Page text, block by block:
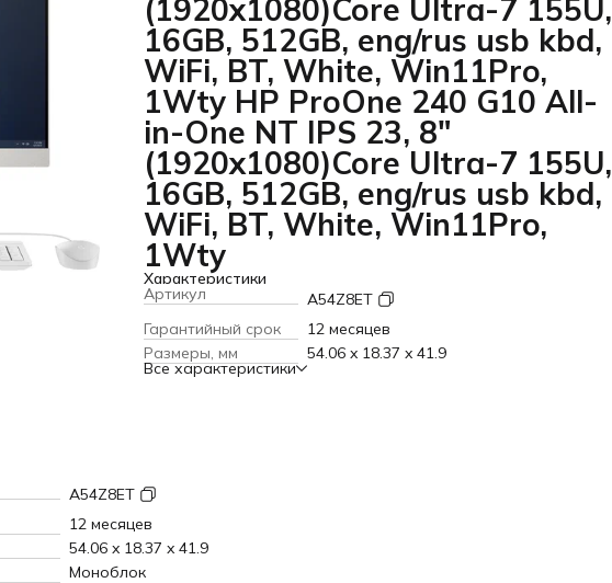
(1920x1080)Core Ultra-7 155U,
16GB, 512GB, eng/rus usb kbd,
WiFi, BT, White, Win11Pro,
1Wty HP ProOne 240 G10 All-
in-One NT IPS 23, 8"
(1920x1080)Core Ultra-7 155U,
16GB, 512GB, eng/rus usb kbd,
WiFi, BT, White, Win11Pro,
1Wty
Характеристики
Артикул
A54Z8ET
Гарантийный срок
12 месяцев
Размеры, мм
54.06 x 18.37 x 41.9
Все характеристики
A54Z8ET
12 месяцев
54.06 x 18.37 x 41.9
Моноблок